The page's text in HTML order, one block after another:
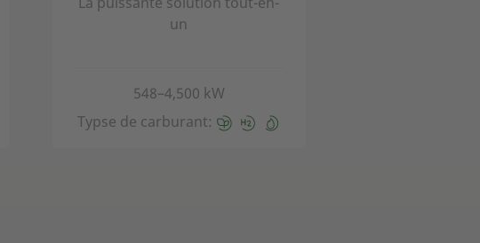
un
548–4,500 kW
Typse de carburant: